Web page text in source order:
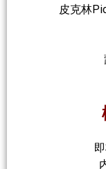
皮克林